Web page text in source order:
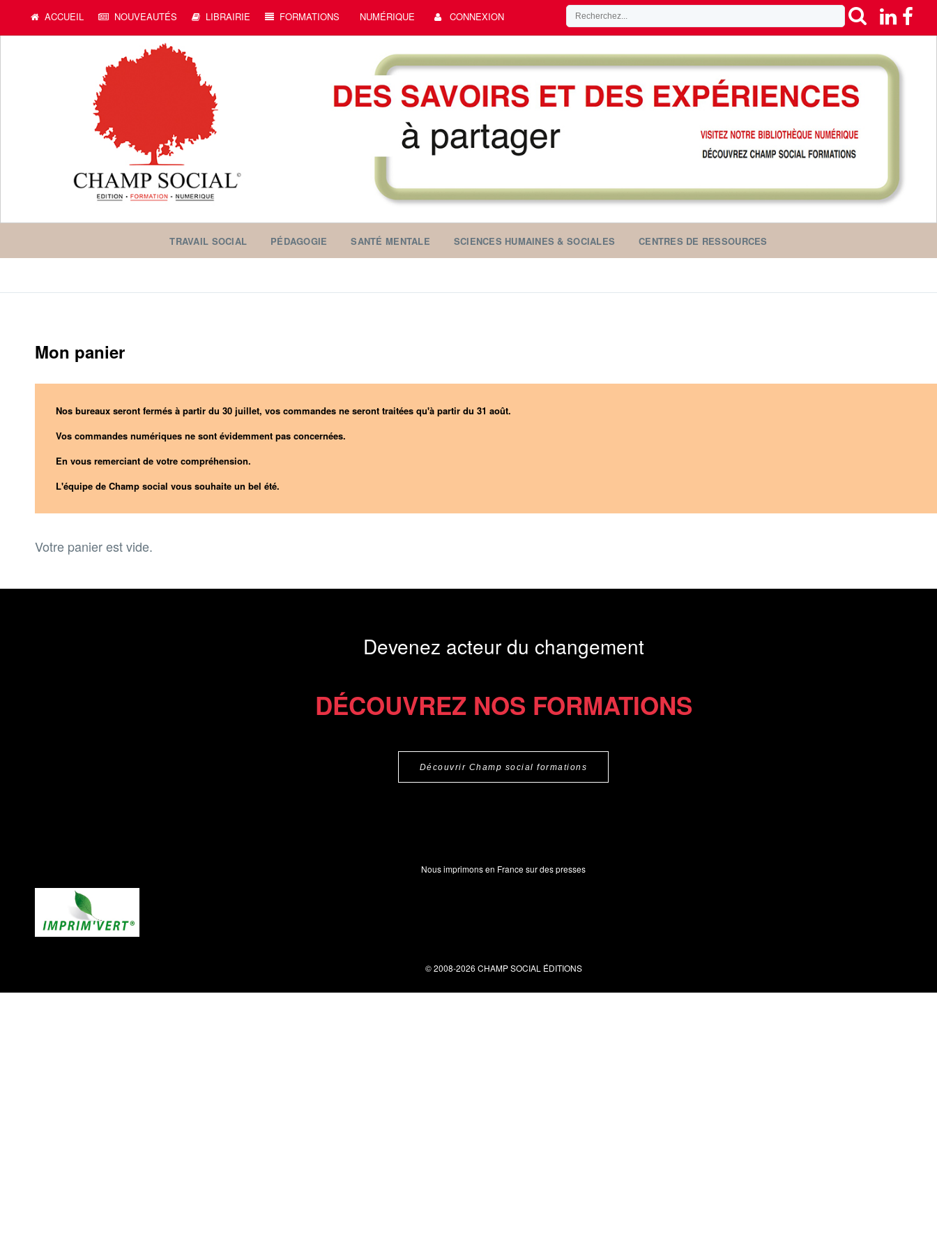
ACCUEIL NOUVEAUTÉS LIBRAIRIE FORMATIONS NUMÉRIQUE CONNEXION
TRAVAIL SOCIAL PÉDAGOGIE SANTÉ MENTALE SCIENCES HUMAINES & SOCIALES CENTRES DE RESSOURCES
Mon panier
Nos bureaux seront fermés à partir du 30 juillet, vos commandes ne seront traitées qu'à partir du 31 août.
Vos commandes numériques ne sont évidemment pas concernées.
En vous remerciant de votre compréhension.
L'équipe de Champ social vous souhaite un bel été.
Votre panier est vide.
Devenez acteur du changement
DÉCOUVREZ NOS FORMATIONS
Découvrir Champ social formations
Nous imprimons en France sur des presses
© 2008-2026 CHAMP SOCIAL ÉDITIONS